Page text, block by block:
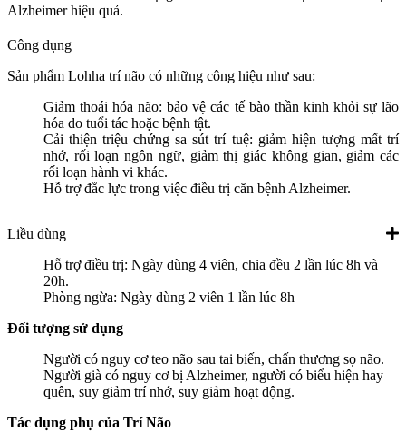
Alzheimer hiệu quả.
Công dụng
Sản phẩm Lohha trí não có những công hiệu như sau:
Giảm thoái hóa não: bảo vệ các tế bào thần kinh khỏi sự lão
hóa do tuổi tác hoặc bệnh tật.
Cải thiện triệu chứng sa sút trí tuệ: giảm hiện tượng mất trí
nhớ, rối loạn ngôn ngữ, giảm thị giác không gian, giảm các
rối loạn hành vi khác.
Hỗ trợ đắc lực trong việc điều trị căn bệnh Alzheimer.
Liều dùng
Hỗ trợ điều trị: Ngày dùng 4 viên, chia đều 2 lần lúc 8h và
20h.
Phòng ngừa: Ngày dùng 2 viên 1 lần lúc 8h
Đối tượng sử dụng
Người có nguy cơ teo não sau tai biến, chấn thương sọ não.
Người già có nguy cơ bị Alzheimer, người có biểu hiện hay
quên, suy giảm trí nhớ, suy giảm hoạt động.
Tác dụng phụ của Trí Não